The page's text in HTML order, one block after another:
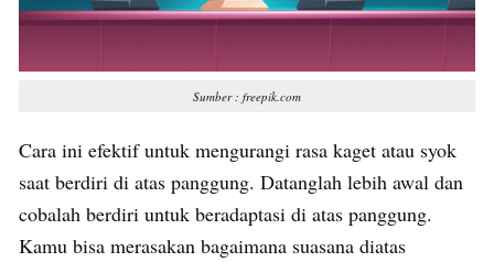
Sumber : freepik.com
Cara ini efektif untuk mengurangi rasa kaget atau syok
saat berdiri di atas panggung. Datanglah lebih awal dan
cobalah berdiri untuk beradaptasi di atas panggung.
Kamu bisa merasakan bagaimana suasana diatas